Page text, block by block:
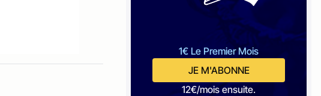
1€ Le Premier Mois
JE M'ABONNE
12€/mois ensuite.